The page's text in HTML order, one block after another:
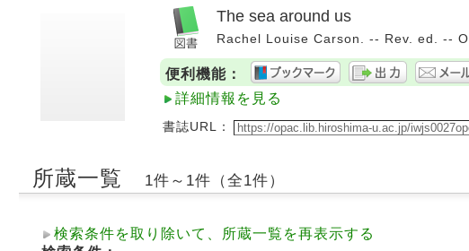
The sea around us
Rachel Louise Carson. -- Rev. ed. --
便利機能：
詳細情報を見る
書誌URL：
所蔵一覧 1件～1件（全1件）
検索条件を取り除いて、所蔵一覧を再表示する